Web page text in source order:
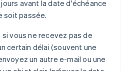
avant la date d'échéance
soit passée.
si vous ne recevez pas de
certain délai (souvent une
un autre e-mail ou une